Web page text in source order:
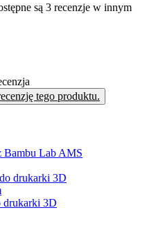
są 3 recenzje w innym
tego produktu.
Bambu Lab AMS
drukarki 3D
drukarki 3D